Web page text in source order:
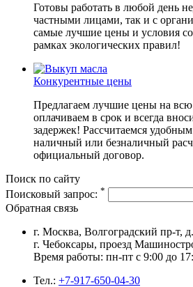
Готовы работать в любой день
частными лицами, так и с
самые лучшие цены и условия
рамках экологических правил!
Конкурентные цены
Предлагаем лучшие цены на
оплачиваем в срок и всегда
задержек! Рассчитаемся
наличный или безналичный
официальный договор.
Поиск по сайту
Поисковый запрос: *
Обратная связь
г. Москва, Волгоградский пр-т,
г. Чебоксары, проезд
Время работы: пн-пт с 9:00 до
Тел.: +7-917-650-04-30